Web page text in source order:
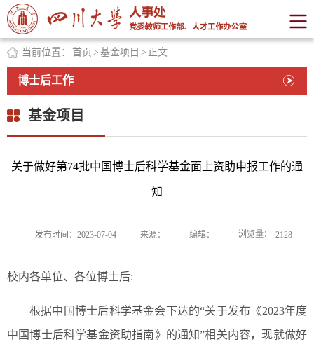
当前位置： 首页 > 基金项目 > 正文
博士后工作
基金项目
关于做好第74批中国博士后科学基金面上资助申报工作的通
知
发布时间：2023-07-04 来源： 编辑： 浏览量： 2128
校内各单位、各位博士后:
根据中国博士后科学基金会下达的“关于发布《2023年度
中国博士后科学基金资助指南》的通知”相关内容，现就做好